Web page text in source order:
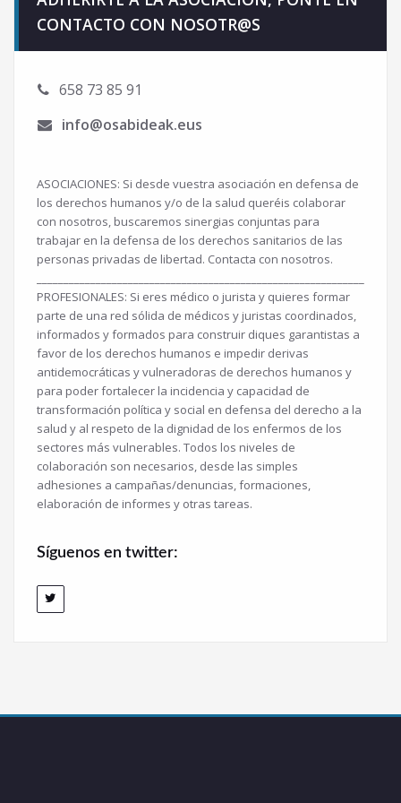
CONTACTO CON NOSOTR@S
658 73 85 91
info@osabideak.eus
ASOCIACIONES: Si desde vuestra asociación en defensa de
los derechos humanos y/o de la salud queréis colaborar
con nosotros, buscaremos sinergias conjuntas para
trabajar en la defensa de los derechos sanitarios de las
personas privadas de libertad. Contacta con nosotros.
PROFESIONALES: Si eres médico o jurista y quieres formar
parte de una red sólida de médicos y juristas coordinados,
informados y formados para construir diques garantistas a
favor de los derechos humanos e impedir derivas
antidemocráticas y vulneradoras de derechos humanos y
para poder fortalecer la incidencia y capacidad de
transformación política y social en defensa del derecho a la
salud y al respeto de la dignidad de los enfermos de los
sectores más vulnerables. Todos los niveles de
colaboración son necesarios, desde las simples
adhesiones a campañas/denuncias, formaciones,
elaboración de informes y otras tareas.
Síguenos en twitter: